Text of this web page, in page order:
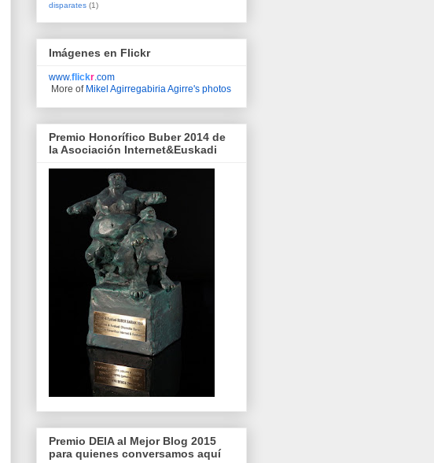
disparates (1)
Imágenes en Flickr
www.flickr .com
More of Mikel Agirregabiria Agirre's photos
Premio Honorífico Buber 2014 de
la Asociación Internet&Euskadi
Premio DEIA al Mejor Blog 2015
para quienes conversamos aquí